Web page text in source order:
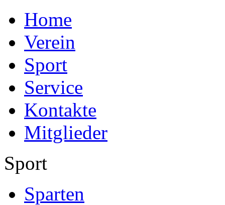
Home
Verein
Sport
Service
Kontakte
Mitglieder
Sport
Sparten